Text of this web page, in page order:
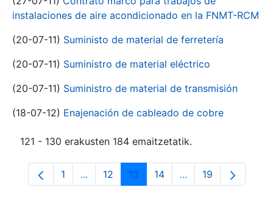
instalaciones de aire acondicionado en la FNMT-RCM
(20-07-11) Suministo de material de ferretería
(20-07-11) Suministro de material eléctrico
(20-07-11) Suministro de material de transmisión
(18-07-12) Enajenación de cableado de cobre
121 - 130 erakusten 184 emaitzetatik.
Orrialdea
1 ...Intermediate Pages Use TAB to navigate.
Orrialdea
12 Orrialdea
13 Orrialdea
14 ...Intermediate
Orrialdea
19